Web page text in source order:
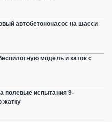
автобетононасос на шасси
модель и каток с
полевые испытания 9-
жатку